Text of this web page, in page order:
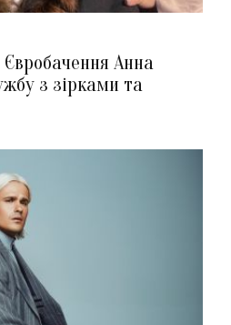
Євробачення Анна
з зірками та